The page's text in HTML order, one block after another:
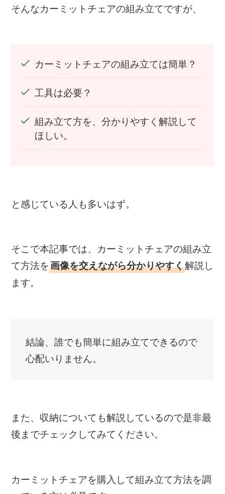
そんなカーミットチェアの組み立てですが、
カーミットチェアの組み立ては簡単？
工具は必要？
組み立て方を、分かりやすく解説して
ほしい。
と感じている人も多いはず。
そこで本記事では、カーミットチェアの組み立
て方法を画像を交えながら分かりやすく解説し
ます。
結論、誰でも簡単に組み立てできるので
心配いりません。
また、収納についても解説しているので是非最
後までチェックしてみてください。
カーミットチェアを購入して組み立て方法を調